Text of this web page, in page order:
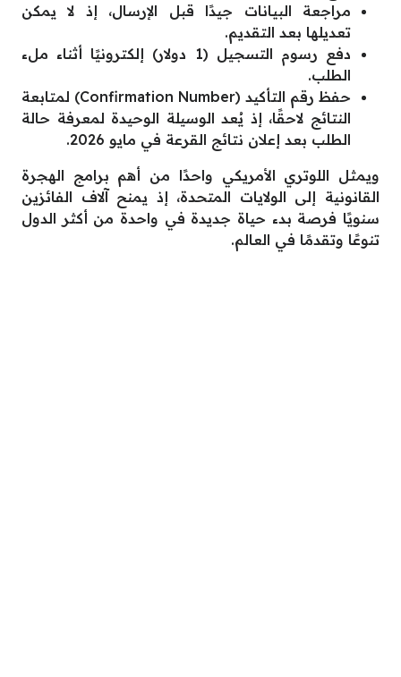
مراجعة البيانات جيدًا قبل الإرسال، إذ لا يمكن
تعديلها بعد التقديم.
دفع رسوم التسجيل (1 دولار) إلكترونيًا أثناء ملء
الطلب.
حفظ رقم التأكيد (Confirmation Number) لمتابعة
النتائج لاحقًا، إذ يُعد الوسيلة الوحيدة لمعرفة حالة
الطلب بعد إعلان نتائج القرعة في مايو 2026.
ويمثل اللوتري الأمريكي واحدًا من أهم برامج الهجرة
القانونية إلى الولايات المتحدة، إذ يمنح آلاف الفائزين
سنويًا فرصة بدء حياة جديدة في واحدة من أكثر الدول
تنوعًا وتقدمًا في العالم.